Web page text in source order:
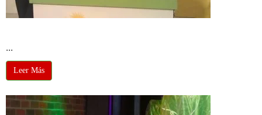
...
Leer Más